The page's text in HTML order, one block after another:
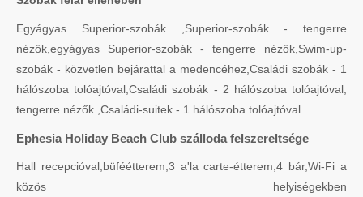
Egyágyas Superior-szobák ,Superior-szobák - tengerre
nézők,egyágyas Superior-szobák - tengerre nézők,Swim-up-
szobák - közvetlen bejárattal a medencéhez,Családi szobák - 1
hálószoba tolóajtóval,Családi szobák - 2 hálószoba tolóajtóval,
tengerre nézők ,Családi-suitek - 1 hálószoba tolóajtóval.
Ephesia Holiday Beach Club szálloda felszereltsége
Hall recepcióval,büféétterem,3 a'la carte-étterem,4 bár,Wi-Fi a
közös helyiségekben